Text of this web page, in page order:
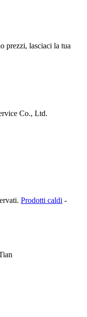
prezzi, lasciaci la tua
Co., Ltd.
Prodotti caldi -